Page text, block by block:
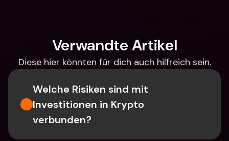
Verwandte Artikel
Diese hier könnten für dich auch hilfreich sein.
Welche Risiken sind mit
Investitionen in Krypto
verbunden?